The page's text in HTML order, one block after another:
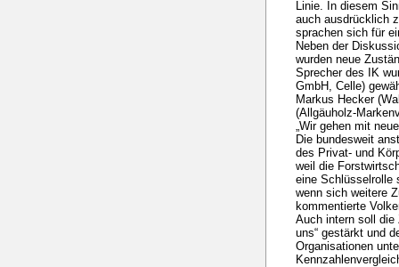
Linie. In diesem
auch ausdrücklich
sprachen sich für
Neben der
wurden neue
Sprecher des IK
GmbH, Celle)
Markus Hecker
(Allgäuholz-
„Wir gehen mit
Die bundesweit
des Privat- und
weil die
eine Schlüsselrolle
wenn sich weitere
kommentierte
Auch intern soll die
uns“ gestärkt und
Organisationen